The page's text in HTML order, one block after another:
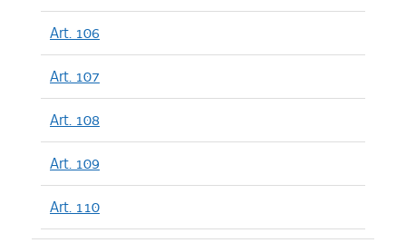
Art. 106
Art. 107
Art. 108
Art. 109
Art. 110